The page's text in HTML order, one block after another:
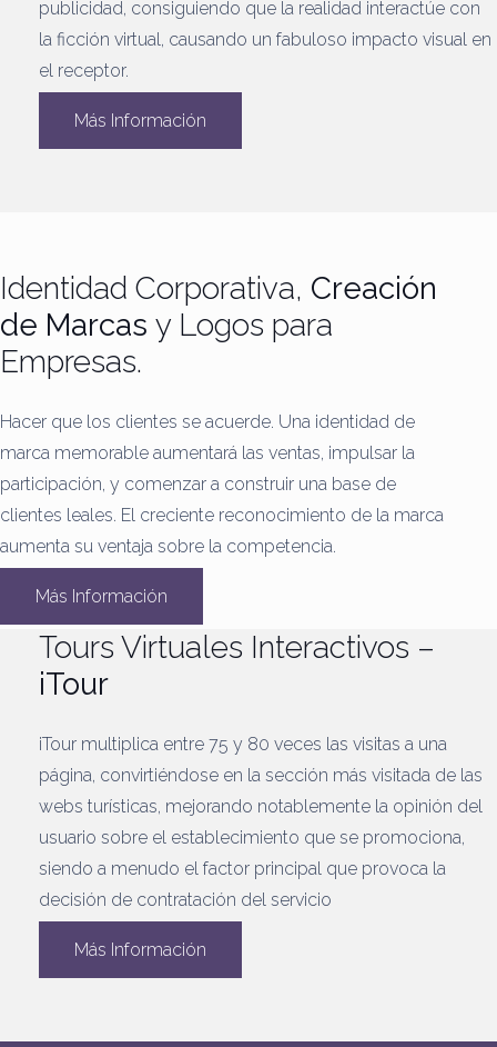
publicidad, consiguiendo que la realidad interactúe con
la ficción virtual, causando un fabuloso impacto visual en
el receptor.
Más Información
Identidad Corporativa, Creación
de Marcas y Logos para
Empresas.
Hacer que los clientes se acuerde. Una identidad de
marca memorable aumentará las ventas, impulsar la
participación, y comenzar a construir una base de
clientes leales. El creciente reconocimiento de la marca
aumenta su ventaja sobre la competencia.
Más Información
Tours Virtuales Interactivos –
iTour
iTour multiplica entre 75 y 80 veces las visitas a una
página, convirtiéndose en la sección más visitada de las
webs turísticas, mejorando notablemente la opinión del
usuario sobre el establecimiento que se promociona,
siendo a menudo el factor principal que provoca la
decisión de contratación del servicio
Más Información